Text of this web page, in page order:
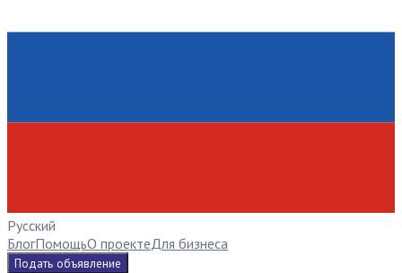
Русский
БлогПомощьО проектеДля бизнеса
Подать объявление